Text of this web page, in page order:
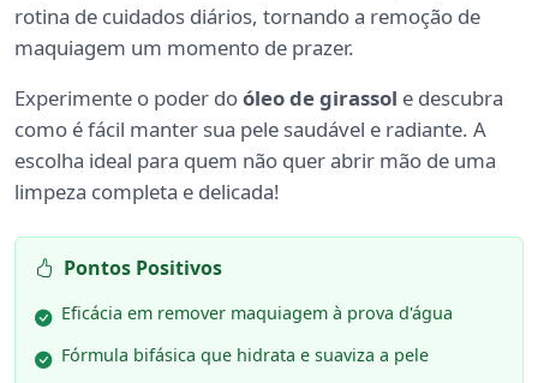
rotina de cuidados diários, tornando a remoção de
maquiagem um momento de prazer.
Experimente o poder doóleo de girassol e descubra
como é fácil manter sua pele saudável e radiante. A
escolha ideal para quem não quer abrir mão de uma
limpeza completa e delicada!
Pontos Positivos
Eficácia em remover maquiagem à prova d'água
Fórmula bifásica que hidrata e suaviza a pele